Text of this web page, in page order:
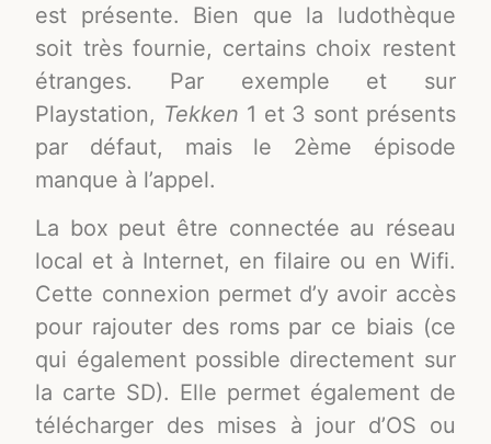
est présente. Bien que la ludothèque
soit très fournie, certains choix restent
étranges. Par exemple et sur
Playstation, Tekken 1 et 3 sont présents
par défaut, mais le 2ème épisode
manque à l’appel.
La box peut être connectée au réseau
local et à Internet, en filaire ou en Wifi.
Cette connexion permet d’y avoir accès
pour rajouter des roms par ce biais (ce
qui également possible directement sur
la carte SD). Elle permet également de
télécharger des mises à jour d’OS ou